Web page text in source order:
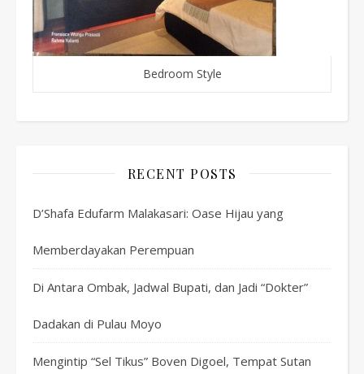
Bedroom Style
RECENT POSTS
D’Shafa Edufarm Malakasari: Oase Hijau yang
Memberdayakan Perempuan
Di Antara Ombak, Jadwal Bupati, dan Jadi “Dokter”
Dadakan di Pulau Moyo
Mengintip “Sel Tikus” Boven Digoel, Tempat Sutan